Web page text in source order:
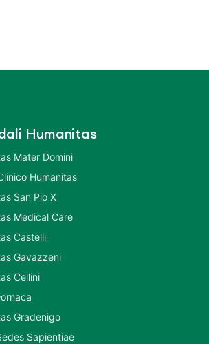
Humanitas
Mater Domini
Humanitas
San Pio X
Medical Care
Castelli
Gavazzeni
Cellini
Gradenigo
Sapientiae